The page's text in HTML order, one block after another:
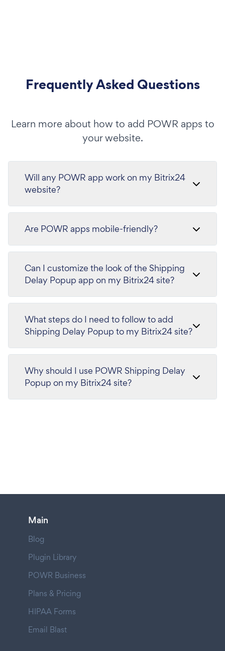
Frequently Asked Questions
Learn more about how to add POWR apps to
your website.
Will any POWR app work on my Bitrix24
website?
Are POWR apps mobile-friendly?
Can I customize the look of the Shipping
Delay Popup app on my Bitrix24 site?
What steps do I need to follow to add
Shipping Delay Popup to my Bitrix24 site?
Why should I use POWR Shipping Delay
Popup on my Bitrix24 site?
Main
Blog
Plugin Library
POWR Business
Plans & Pricing
HIPAA Forms
Email Blast